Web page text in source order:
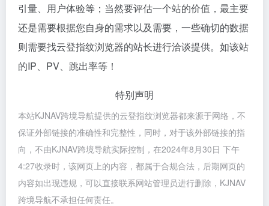
引量、用户体验等；当然要评估一个站的价值，最主要
还是需要根据您自身的需求以及需要，一些确切的数据
则需要找云登指纹浏览器的站长进行洽谈提供。如该站
的IP、PV、跳出率等！
特别声明
本站KJNAV跨境导航提供的云登指纹浏览器都来源于网络，不
保证外部链接的准确性和完整性，同时，对于该外部链接的指
向，不由KJNAV跨境导航实际控制，在2024年8月30日 下午
4:27收录时，该网页上的内容，都属于合规合法，后期网页的
内容如出现违规，可以直接联系网站管理员进行删除，KJNAV
跨境导航不承担任何责任。